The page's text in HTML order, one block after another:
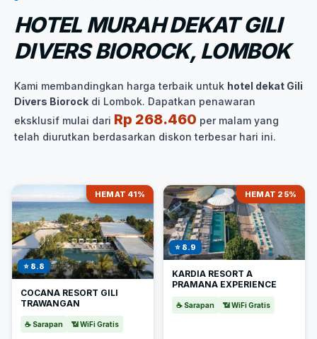
HOTEL MURAH DEKAT GILI
DIVERS BIOROCK, LOMBOK
Kami membandingkan harga terbaik untuk hotel dekat Gili
Divers Biorock di Lombok. Dapatkan penawaran
eksklusif mulai dari Rp 268.460 per malam yang
telah diurutkan berdasarkan diskon terbesar hari ini.
HEMAT 41%
⭐ 8.8
COCANA RESORT GILI
TRAWANGAN
☕ Sarapan 📶 WiFi Gratis
HEMAT 25%
⭐ 8.9
KARDIA RESORT A
PRAMANA EXPERIENCE
☕ Sarapan 📶 WiFi Gratis